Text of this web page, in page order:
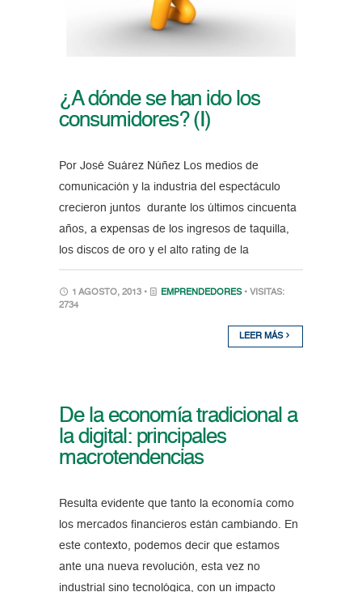
¿A dónde se han ido los
consumidores? (I)
Por José Suárez Núñez Los medios de
comunicación y la industria del espectáculo
crecieron juntos durante los últimos cincuenta
años, a expensas de los ingresos de taquilla,
los discos de oro y el alto rating de la
1 AGOSTO, 2013 • EMPRENDEDORES • VISITAS:
2734
LEER MÁS
De la economía tradicional a
la digital: principales
macrotendencias
Resulta evidente que tanto la economía como
los mercados financieros están cambiando. En
este contexto, podemos decir que estamos
ante una nueva revolución, esta vez no
industrial sino tecnológica, con un impacto